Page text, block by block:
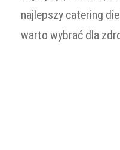
najlepszy catering
warto wybrać dla